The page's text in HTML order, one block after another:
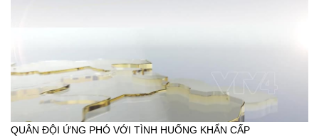
QUÂN ĐỘI ỨNG PHÓ VỚI TÌNH HUỐNG KHẨN CẤP